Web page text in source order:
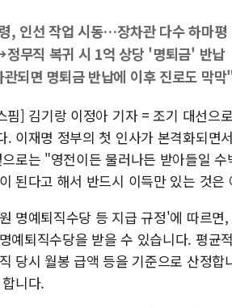
, 인선 작업 시동…장차관 다수 하마평
무직 복귀 시 1억 상당 '명퇴금' 반납
되면 명퇴금 반납에 이후 진로도 막
핌] 김기랑 이정아 기자 = 조기 대선으
. 이재명 정부의 첫 인사가 본격화되면
로는 "영전이든 물러나든 받아들일
된다고 해서 반드시 이득만 있는 것은
명예퇴직수당 등 지급 규정'에 따르
예퇴직수당을 받을 수 있습니다. 평균
당시 월봉 급액 등을 기준으로 산정
니다.